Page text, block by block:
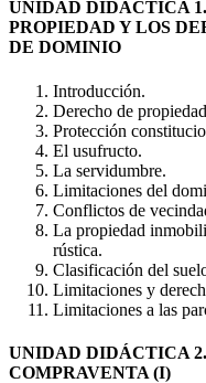
UNIDAD DIDÁCTICA
PROPIEDAD Y LOS
DE DOMINIO
Introducción.
Derecho de
Protección
El usufructo.
La servidumbre.
Limitaciones del
Conflictos de
La propiedad
rústica.
Clasificación del
Limitaciones y
Limitaciones a las
UNIDAD DIDÁCTICA
COMPRAVENTA (I)